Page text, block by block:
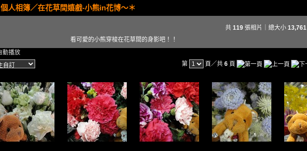
個人相簿／在花草間嬉戲-小熊in花博～＊
共 119 張相片｜總大小 13,761
看可愛的小熊穿梭在花草間的身影吧！！
第 頁／共 6 頁